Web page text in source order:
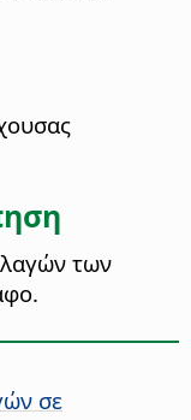
των
σε